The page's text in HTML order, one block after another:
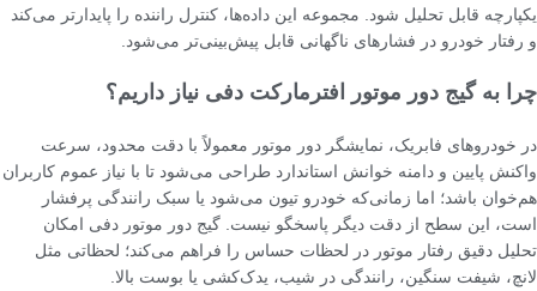
یکپارچه قابل تحلیل شود. مجموعه این داده‌ها، کنترل راننده را پایدارتر می‌کند
و رفتار خودرو در فشارهای ناگهانی قابل پیش‌بینی‌تر می‌شود.
چرا به گیج دور موتور افترمارکت دفی نیاز داریم؟
در خودروهای فابریک، نمایشگر دور موتور معمولاً با دقت محدود، سرعت
واکنش پایین و دامنه خوانش استاندارد طراحی می‌شود تا با نیاز عموم کاربران
هم‌خوان باشد؛ اما زمانی‌که خودرو تیون می‌شود یا سبک رانندگی پرفشار
است، این سطح از دقت دیگر پاسخگو نیست. گیج دور موتور دفی امکان
تحلیل دقیق رفتار موتور در لحظات حساس را فراهم می‌کند؛ لحظاتی مثل
لانچ، شیفت سنگین، رانندگی در شیب، یدک‌کشی یا بوست بالا.